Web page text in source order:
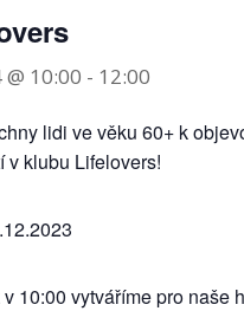
10:00 - 12:00
lidi ve věku 60+ k
v klubu Lifelovers!
10:00 vytváříme pro naše